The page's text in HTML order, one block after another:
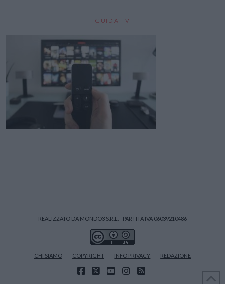
GUIDA TV
REALIZZATO DA MONDO3 S.R.L. - PARTITA IVA 06039210486
CHI SIAMO COPYRIGHT INFO PRIVACY REDAZIONE